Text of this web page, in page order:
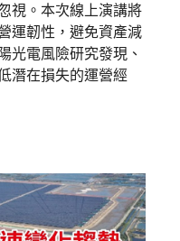
視。本次線上演講將
運韌性，避免資產減
光電風險研究發現、
潛在損失的運營經